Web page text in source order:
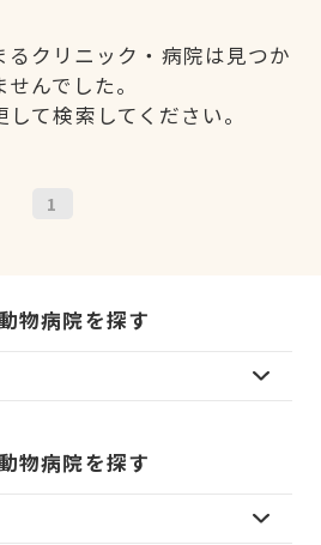
クリニック・病院は見つか
せんでした。
て検索してください。
1
物病院を探す
物病院を探す